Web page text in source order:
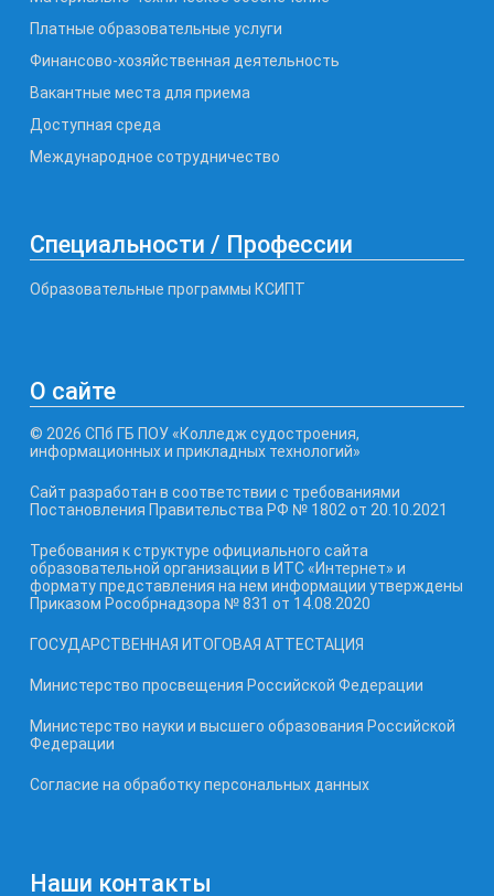
Платные образовательные услуги
Финансово-хозяйственная деятельность
Вакантные места для приема
Доступная среда
Международное сотрудничество
Специальности / Профессии
Образовательные программы КСИПТ
О сайте
© 2026 СПб ГБ ПОУ «Колледж судостроения,
информационных и прикладных технологий»
Сайт разработан в соответствии с требованиями
Постановления Правительства РФ № 1802 от 20.10.2021
Требования к структуре официального сайта
образовательной организации в ИТС «Интернет» и
формату представления на нем информации утверждены
Приказом Рособрнадзора № 831 от 14.08.2020
ГОСУДАРСТВЕННАЯ ИТОГОВАЯ АТТЕСТАЦИЯ
Министерство просвещения Российской Федерации
Министерство науки и высшего образования Российской
Федерации
Согласие на обработку персональных данных
Наши контакты